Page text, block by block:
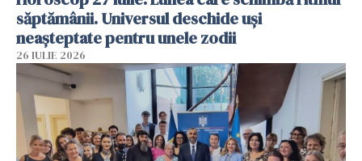
săptămânii. Universul deschide uși
neașteptate pentru unele zodii
26 IULIE 2026